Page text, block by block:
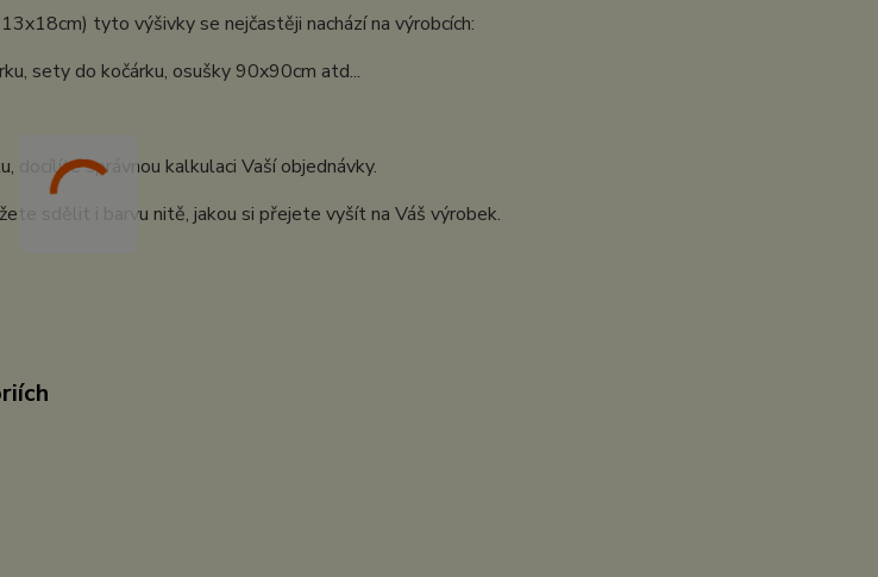
tyto výšivky se nejčastěji nachází na výrobcích:
sety do kočárku, osušky 90x90cm atd...
docílíte správnou kalkulaci Vaší objednávky.
sdělit i barvu nitě, jakou si přejete vyšít na Váš výrobek.